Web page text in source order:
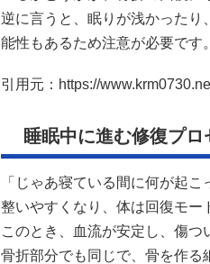
逆に言うと、眠りが浅かったり
能性もあるため注意が必要です。
引用元： https://
睡眠中に進む修復プ
「じゃあ寝ている間に何が起
整いやすくなり、体は回復モー
このとき、血流が安定し、傷
骨折部分でも同じで、骨を作る